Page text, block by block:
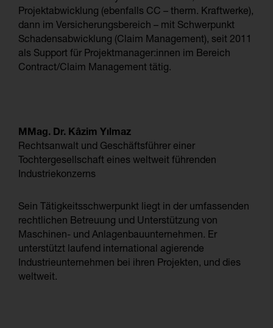
Projektabwicklung (ebenfalls CC – therm. Kraftwerke),
dann im Versicherungsbereich – mit Schwerpunkt
Schadensabwicklung (Claim Management), seit 2011
als Support für Projektmanager:innen im Bereich
Contract/Claim Management tätig.
MMag. Dr. Kâzim Yılmaz
Rechtsanwalt und Geschäftsführer einer
Tochtergesellschaft eines weltweit führenden
Industriekonzerns
Sein Tätigkeitsschwerpunkt liegt in der umfassenden
rechtlichen Betreuung und Unterstützung von
Maschinen- und Anlagenbauunternehmen. Er
unterstützt laufend international agierende
Industrieunternehmen bei ihren Projekten, und dies
weltweit.